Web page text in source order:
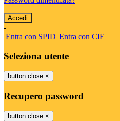
-
Entra con SPID Entra con CIE
Seleziona utente
button close ×
Recupero password
button close ×